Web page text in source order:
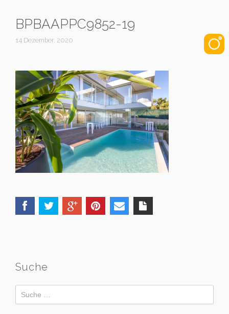
BPBAAPPC9852-19
14 Dezember, 2020
Suche